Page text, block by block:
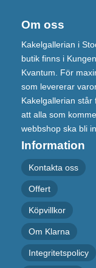
Om oss
Kakelgallerian i
butik finns i
Kvantum. För
som levererar
Kakelgallerian står
att alla som
webbshop ska bli
Information
Kontakta oss
Offert
Köpvillkor
Om Klarna
Integritetspolicy